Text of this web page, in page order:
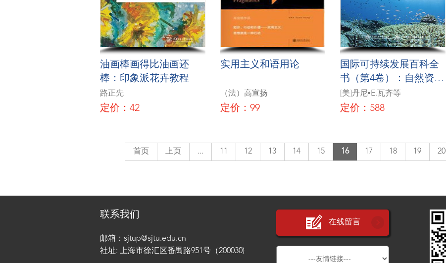
油画棒画得比油画还
棒：印象派花卉教程
路正先
定价：42
实用主义和语用论
（法）高宣扬
定价：99
国际可持续发展百科全
书（第4卷）：自然资源
和可持续发展
[美]丹尼▪E.瓦齐等
定价：588
首页 上页 ... 11 12 13 14 15 16 17 18 19 20
联系我们
邮箱：sjtup@sjtu.edu.cn
社址: 上海市徐汇区番禺路951号（200030)
在线留言